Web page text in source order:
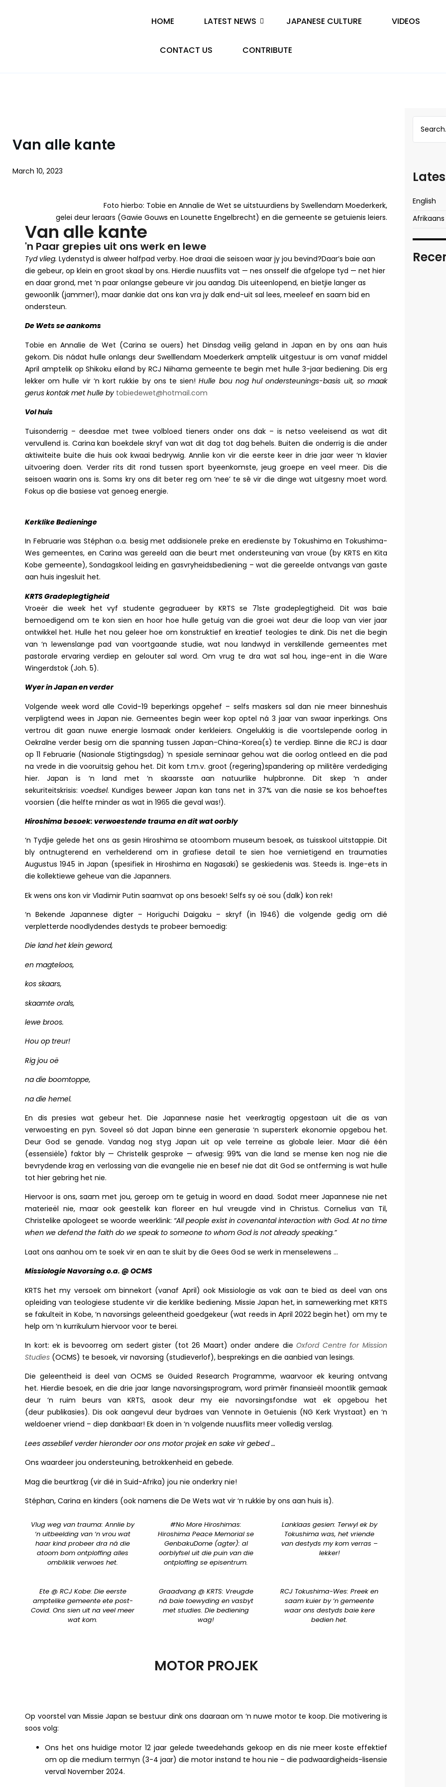
HOME LATEST NEWS JAPANESE CULTURE VIDEOS
CONTACT US CONTRIBUTE
Van alle kante
March 10, 2023
Foto hierbo: Tobie en Annalie de Wet se uitstuurdiens by Swellendam Moederkerk,
gelei deur leraars (Gawie Gouws en Lounette Engelbrecht) en die gemeente se getuienis leiers.
Van alle kante
'n Paar grepies uit ons werk en lewe
Tyd vlieg. Lydenstyd is alweer halfpad verby. Hoe draai die seisoen waar jy jou bevind?Daar’s baie aan
die gebeur, op klein en groot skaal by ons. Hierdie nuusflits vat — nes onsself die afgelope tyd — net hier
en daar grond, met ‘n paar onlangse gebeure vir jou aandag. Dis uiteenlopend, en bietjie langer as
gewoonlik (jammer!), maar dankie dat ons kan vra jy dalk end-uit sal lees, meeleef en saam bid en
ondersteun.
De Wets se aankoms
Tobie en Annalie de Wet (Carina se ouers) het Dinsdag veilig geland in Japan en by ons aan huis
gekom. Dis nádat hulle onlangs deur Swelllendam Moederkerk amptelik uitgestuur is om vanaf middel
April amptelik op Shikoku eiland by RCJ Niihama gemeente te begin met hulle 3-jaar bediening. Dis erg
lekker om hulle vir ‘n kort rukkie by ons te sien!Hulle bou nog hul ondersteunings-basis uit, so maak
gerus kontak met hulle by tobiedewet@hotmail.com
Vol huis
Tuisonderrig – deesdae met twee volbloed tieners onder ons dak – is netso veeleisend as wat dit
vervullend is. Carina kan boekdele skryf van wat dit dag tot dag behels. Buiten die onderrig is die ander
aktiwiteite buite die huis ook kwaai bedrywig. Annlie kon vir die eerste keer in drie jaar weer ‘n klavier
uitvoering doen. Verder rits dit rond tussen sport byeenkomste, jeug groepe en veel meer. Dis die
seisoen waarin ons is. Soms kry ons dit beter reg om ‘nee’ te sê vir die dinge wat uitgesny moet word.
Fokus op die basiese vat genoeg energie.
Kerklike Bedieninge
In Februarie was Stéphan o.a. besig met addisionele preke en eredienste by Tokushima en Tokushima-
Wes gemeentes, en Carina was gereeld aan die beurt met ondersteuning van vroue (by KRTS en Kita
Kobe gemeente), Sondagskool leiding en gasvryheidsbediening – wat die gereelde ontvangs van gaste
aan huis ingesluit het.
KRTS Gradeplegtigheid
Vroeër die week het vyf studente gegradueer by KRTS se 71ste gradeplegtigheid. Dit was baie
bemoedigend om te kon sien en hoor hoe hulle getuig van die groei wat deur die loop van vier jaar
ontwikkel het. Hulle het nou geleer hoe om konstruktief en kreatief teologies te dink. Dis net die begin
van ‘n lewenslange pad van voortgaande studie, wat nou landwyd in verskillende gemeentes met
pastorale ervaring verdiep en gelouter sal word. Om vrug te dra wat sal hou, inge-ent in die Ware
Wingerdstok (Joh. 5).
Wyer in Japan en verder
Volgende week word alle Covid-19 beperkings opgehef – selfs maskers sal dan nie meer binneshuis
verpligtend wees in Japan nie. Gemeentes begin weer kop optel ná 3 jaar van swaar inperkings. Ons
vertrou dit gaan nuwe energie losmaak onder kerkleiers. Ongelukkig is die voortslepende oorlog in
Oekraīne verder besig om die spanning tussen Japan-China-Korea(s) te verdiep. Binne die RCJ is daar
op 11 Februarie (Nasionale Stigtingsdag) ‘n spesiale seminaar gehou wat die oorlog ontleed en die pad
na vrede in die vooruitsig gehou het. Dit kom t.m.v. groot (regering)spandering op militêre verdediging
hier. Japan is ‘n land met ‘n skaarsste aan natuurlike hulpbronne. Dit skep ‘n ander
sekuriteitskrisis: voedsel. Kundiges beweer Japan kan tans net in 37% van die nasie se kos behoeftes
voorsien (die helfte minder as wat in 1965 die geval was!).
Hiroshima besoek: verwoestende trauma en dit wat oorbly
‘n Tydjie gelede het ons as gesin Hiroshima se atoombom museum besoek, as tuisskool uitstappie. Dit
bly ontnugterend en verhelderend om in grafiese detail te sien hoe vernietigend en traumaties
Augustus 1945 in Japan (spesifiek in Hiroshima en Nagasaki) se geskiedenis was. Steeds is. Inge-ets in
die kollektiewe geheue van die Japanners.
Ek wens ons kon vir Vladimir Putin saamvat op ons besoek! Selfs sy oë sou (dalk) kon rek!
‘n Bekende Japannese digter – Horiguchi Daigaku – skryf (in 1946) die volgende gedig om dié
verpletterde noodlydendes destyds te probeer bemoedig:
Die land het klein geword,
en magteloos,
kos skaars,
skaamte orals,
lewe broos.
Hou op treur!
Rig jou oë
na die boomtoppe,
na die hemel.
En dis presies wat gebeur het. Die Japannese nasie het veerkragtig opgestaan uit die as van
verwoesting en pyn. Soveel só dat Japan binne een generasie ‘n supersterk ekonomie opgebou het.
Deur God se genade. Vandag nog styg Japan uit op vele terreine as globale leier. Maar dié één
(essensiële) faktor bly — Christelik gesproke — afwesig: 99% van die land se mense ken nog nie die
bevrydende krag en verlossing van die evangelie nie en besef nie dat dit God se ontferming is wat hulle
tot hier gebring het nie.
Hiervoor is ons, saam met jou, geroep om te getuig in woord en daad. Sodat meer Japannese nie net
materieël nie, maar ook geestelik kan floreer en hul vreugde vind in Christus. Cornelius van Til,
Christelike apologeet se woorde weerklink: “All people exist in covenantal interaction with God. At no time
when we defend the faith do we speak to someone to whom God is not already speaking.”
Laat ons aanhou om te soek vir en aan te sluit by die Gees God se werk in menselewens …
Missiologie Navorsing o.a. @ OCMS
KRTS het my versoek om binnekort (vanaf April) ook Missiologie as vak aan te bied as deel van ons
opleiding van teologiese studente vir die kerklike bediening. Missie Japan het, in samewerking met KRTS
se fakulteit in Kobe, ‘n navorsings geleentheid goedgekeur (wat reeds in April 2022 begin het) om my te
help om ‘n kurrikulum hiervoor voor te berei.
In kort: ek is bevoorreg om sedert gister (tot 26 Maart) onder andere dieOxford Centre for Mission
Studies (OCMS) te besoek, vir navorsing (studieverlof), besprekings en die aanbied van lesings.
Die geleentheid is deel van OCMS se Guided Research Programme, waarvoor ek keuring ontvang
het. Hierdie besoek, en die drie jaar lange navorsingsprogram, word primêr finansieël moontlik gemaak
deur ‘n ruim beurs van KRTS, asook deur my eie navorsingsfondse wat ek opgebou het
(deur publikasies). Dis ook aangevul deur bydraes van Vennote in Getuienis (NG Kerk Vrystaat) en ‘n
weldoener vriend – diep dankbaar! Ek doen in ‘n volgende nuusflits meer volledig verslag.
Lees asseblief verder hieronder oor ons motor projek en sake vir gebed …
Ons waardeer jou ondersteuning, betrokkenheid en gebede.
Mag die beurtkrag (vir dié in Suid-Afrika) jou nie onderkry nie!
Stéphan, Carina en kinders (ook namens die De Wets wat vir ‘n rukkie by ons aan huis is).
Vlug weg van trauma: Annlie by
‘n uitbeelding van ‘n vrou wat
haar kind probeer dra ná die
atoom bom ontploffing alles
ombliklik verwoes het.
#No More Hiroshimas:
Hiroshima Peace Memorial se
GenbakuDome (agter): al
oorblyfsel uit die puin van die
ontploffing se episentrum.
Lanklaas gesien: Terwyl ek by
Tokushima was, het vriende
van destyds my kom verras –
lekker!
Ete @ RCJ Kobe: Die eerste
amptelike gemeente ete post-
Covid. Ons sien uit na veel meer
wat kom.
Graadvang @ KRTS: Vreugde
ná baie toewyding en vasbyt
met studies. Die bediening
wag!
RCJ Tokushima-Wes: Preek en
saam kuier by ‘n gemeente
waar ons destyds baie kere
bedien het.
MOTOR PROJEK
Op voorstel van Missie Japan se bestuur dink ons daaraan om ‘n nuwe motor te koop. Die motivering is
soos volg:
Ons het ons huidige motor 12 jaar gelede tweedehands gekoop en dis nie meer koste effektief
om op die medium termyn (3-4 jaar) die motor instand te hou nie – die padwaardigheids-lisensie
verval November 2024.
English
Afrikaans